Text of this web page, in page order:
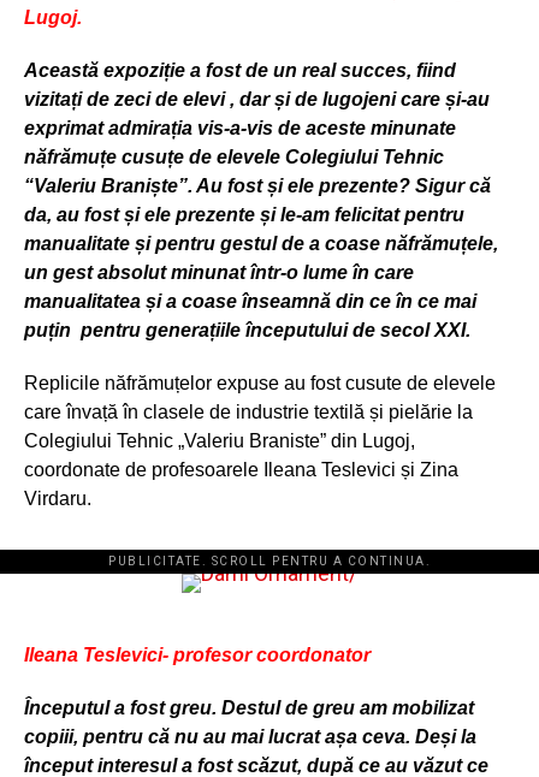
Lugoj.
Această expoziție a fost de un real succes, fiind
vizitați de zeci de elevi , dar și de lugojeni care și-au
exprimat admirația vis-a-vis de aceste minunate
năfrămuțe cusuțe de elevele Colegiului Tehnic
“Valeriu Braniște”. Au fost și ele prezente? Sigur că
da, au fost și ele prezente și le-am felicitat pentru
manualitate și pentru gestul de a coase năfrămuțele,
un gest absolut minunat într-o lume în care
manualitatea și a coase înseamnă din ce în ce mai
puțin pentru generațiile începutului de secol XXI.
Replicile năfrămuțelor expuse au fost cusute de elevele
care învață în clasele de industrie textilă și pielărie la
Colegiului Tehnic „Valeriu Braniste” din Lugoj,
coordonate de profesoarele Ileana Teslevici și Zina
Virdaru.
PUBLICITATE. SCROLL PENTRU A CONTINUA.
Ileana Teslevici- profesor coordonator
Începutul a fost greu. Destul de greu am mobilizat
copiii, pentru că nu au mai lucrat așa ceva. Deși la
început interesul a fost scăzut, după ce au văzut ce